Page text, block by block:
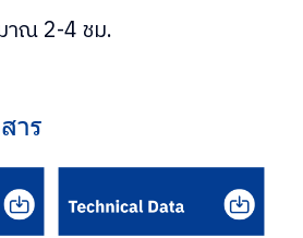
าณ 2-4 ชม.
าร